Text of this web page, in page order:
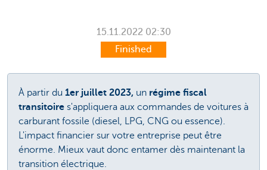
15.11.2022 02:30
Finished
À partir du 1er juillet 2023, un régime fiscal
transitoire s'appliquera aux commandes de voitures à
carburant fossile (diesel, LPG, CNG ou essence).
L'impact financier sur votre entreprise peut être
énorme. Mieux vaut donc entamer dès maintenant la
transition électrique.